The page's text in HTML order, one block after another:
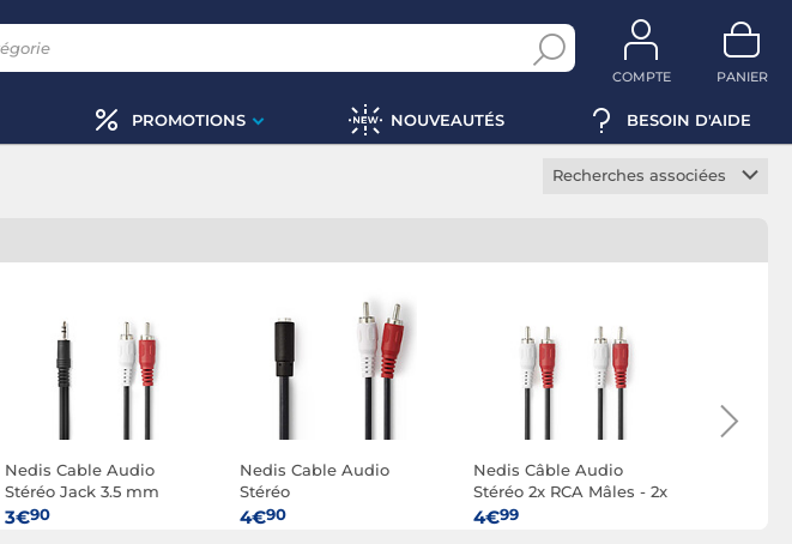
COMPTE PANIER
PROMOTIONS NOUVEAUTÉS BESOIN D'AIDE
Recherches associées
Convertisseur RCA
Nedis Cable Audio
Stéréo Jack 3.5 mm
mâle vers 2x RCA mâle -
3€90
Nedis Cable Audio
Stéréo
4€90
Nedis Câble Audio
Stéréo 2x RCA Mâles - 2x
RCA Mâles - 2 m - Noir
4€99